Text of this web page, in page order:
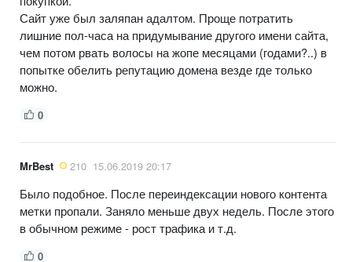
Сайт уже был заляпан адалтом. Проще потратить
лишние пол-часа на придумывание другого имени сайта,
чем потом рвать волосы на жопе месяцами (годами?..) в
попытке обелить репутацию домена везде где только
можно.
0
MrBest 210 15.06.2019 20:17
Было подобное. После переиндексации нового контента
метки пропали. Заняло меньше двух недель. После этого
в обычном режиме - рост трафика и т.д.
0